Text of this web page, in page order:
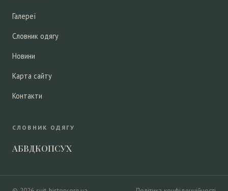
Галереї
Словник одягу
Новини
Карта сайту
Контакти
СЛОВНИК ОДЯГУ
АБВДКОПСУХ